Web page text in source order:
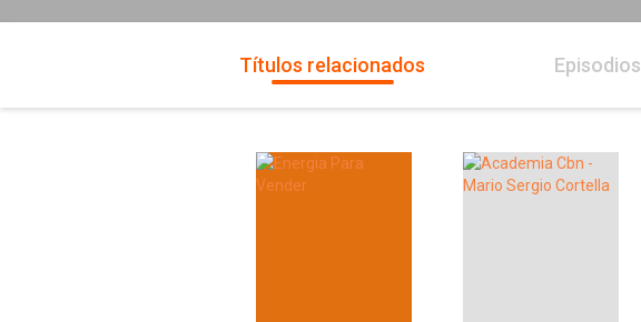
Títulos relacionados Episodios